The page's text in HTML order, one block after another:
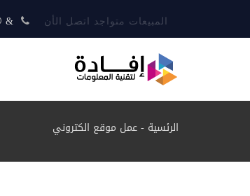
المبيعات متواجد اتصل الأن &
الرئسية -عمل موقع الكتروني